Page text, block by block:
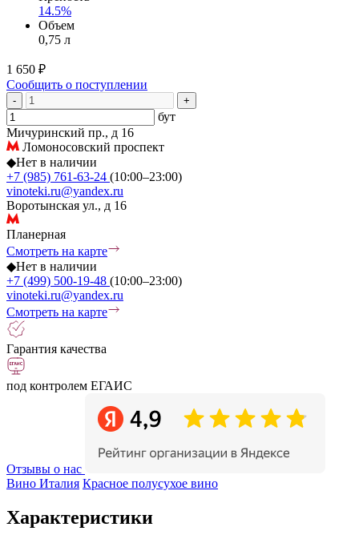
14.5%
Объем
0,75 л
1 650 ₽
Сообщить о поступлении
- +
бут
Мичуринский пр., д 16
Ломоносовский проспект
◆Нет в наличии
+7 (985) 761-63-24 (10:00–23:00)
vinoteki.ru@yandex.ru
Воротынская ул., д 16
Планерная
Смотреть на карте
◆Нет в наличии
+7 (499) 500-19-48 (10:00–23:00)
vinoteki.ru@yandex.ru
Смотреть на карте
Гарантия качества
под контролем ЕГАИС
Отзывы о нас
Вино Италия Красное полусухое вино
Характеристики